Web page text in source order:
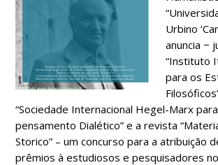
Urbino
anuncia −
“Instituto
para os
“Sociedade Internacional Hegel-Marx
pensamento Dialético” e a revista
Storico” – um concurso para a atribuição
prêmios à estudiosos e pesquisadores